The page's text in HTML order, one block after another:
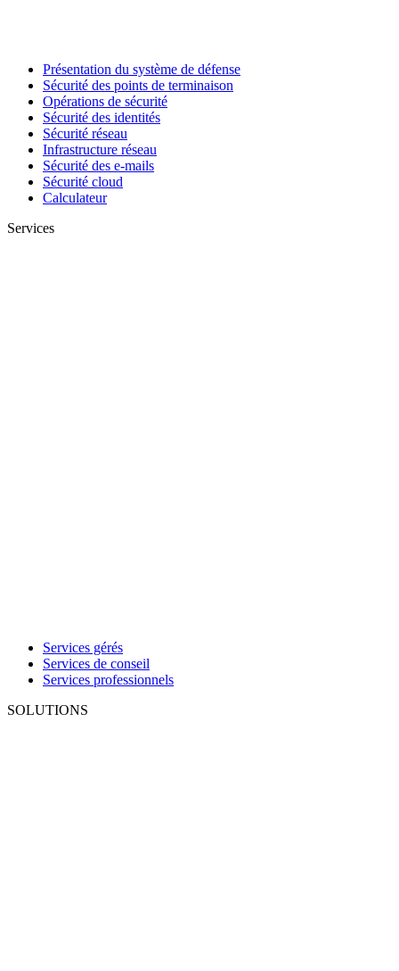
Présentation du système de défense
Sécurité des points de terminaison
Opérations de sécurité
Sécurité des identités
Sécurité réseau
Infrastructure réseau
Sécurité des e-mails
Sécurité cloud
Calculateur
Services
Services gérés
Services de conseil
Services professionnels
SOLUTIONS